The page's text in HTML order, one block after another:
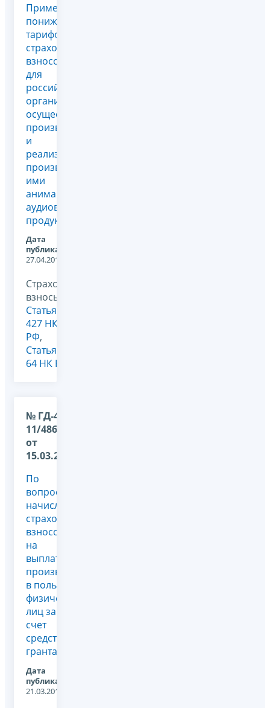
Применение
пониженных
тарифов
страховых
взносов
для
российских
организаций,
осуществляющих
производство
и
реализацию
произведенной
ими
анимационной
аудиовизуальной
продукции
Дата
публикации:
27.04.2018
Страховые
взносы,
Статья
427 НК
РФ,
Статья
64 НК РФ
№ ГД-4-
11/4864@
от
15.03.2018
По
вопросу
начисления
страховых
взносов
на
выплаты,
производимые
в пользу
физических
лиц за
счет
средств
гранта
Дата
публикации:
21.03.2018